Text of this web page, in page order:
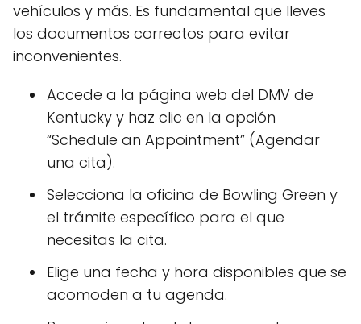
vehículos y más. Es fundamental que lleves
los documentos correctos para evitar
inconvenientes.
Accede a la página web del DMV de
Kentucky y haz clic en la opción
“Schedule an Appointment” (Agendar
una cita).
Selecciona la oficina de Bowling Green y
el trámite específico para el que
necesitas la cita.
Elige una fecha y hora disponibles que se
acomoden a tu agenda.